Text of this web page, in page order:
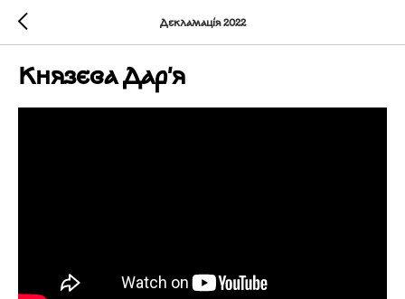
Декламація 2022
Князєва Дар'я